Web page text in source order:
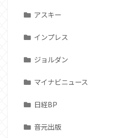
アスキー
インプレス
ジョルダン
マイナビニュース
日経BP
音元出版